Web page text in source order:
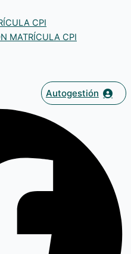
CPI
MATRÍCULA CPI
Autogestión